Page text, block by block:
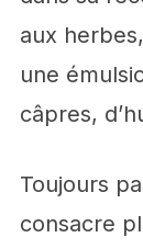
aux
une
câpres,
Toujours
consacre